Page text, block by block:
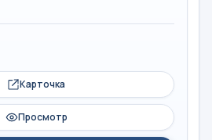
Карточка
Просмотр